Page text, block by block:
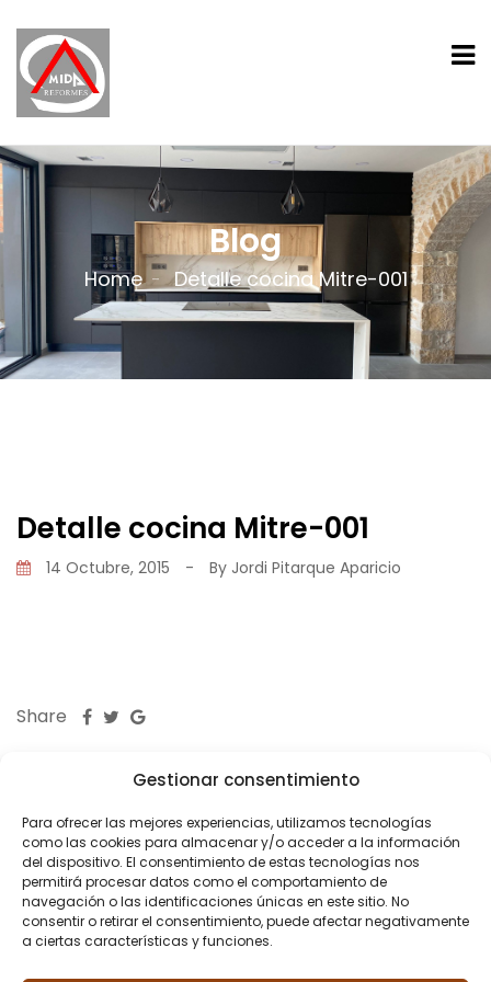
Gestionar consentimiento
Para ofrecer las mejores experiencias, utilizamos tecnologías
como las cookies para almacenar y/o acceder a la información
del dispositivo. El consentimiento de estas tecnologías nos
permitirá procesar datos como el comportamiento de
navegación o las identificaciones únicas en este sitio. No
consentir o retirar el consentimiento, puede afectar negativamente
a ciertas características y funciones.
Blog
Home Detalle cocina Mitre-001
Detalle cocina Mitre-001
14 Octubre, 2015 - By Jordi Pitarque Aparicio
Share
PREVIOUS POST
¿Cómo elegir el grifo de la
cocina?